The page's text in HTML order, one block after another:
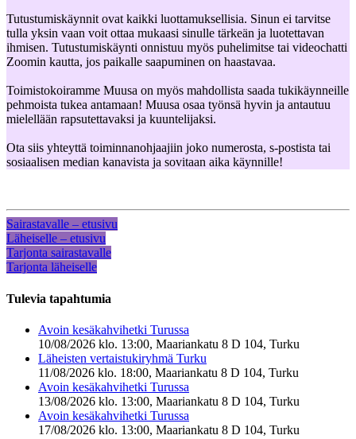
Tutustumiskäynnit ovat kaikki luottamuksellisia. Sinun ei tarvitse
tulla yksin vaan voit ottaa mukaasi sinulle tärkeän ja luotettavan
ihmisen. Tutustumiskäynti onnistuu myös puhelimitse tai videochatti
Zoomin kautta, jos paikalle saapuminen on haastavaa.
Toimistokoiramme Muusa on myös mahdollista saada tukikäynneille
pehmoista tukea antamaan! Muusa osaa työnsä hyvin ja antautuu
mielellään rapsutettavaksi ja kuuntelijaksi.
Ota siis yhteyttä toiminnanohjaajiin joko numerosta, s-postista tai
sosiaalisen median kanavista ja sovitaan aika käynnille!
Sairastavalle – etusivu
Läheiselle – etusivu
Tarjonta sairastavalle
Tarjonta läheiselle
Tulevia tapahtumia
Avoin kesäkahvihetki Turussa
10/08/2026 klo. 13:00, Maariankatu 8 D 104, Turku
Läheisten vertaistukiryhmä Turku
11/08/2026 klo. 18:00, Maariankatu 8 D 104, Turku
Avoin kesäkahvihetki Turussa
13/08/2026 klo. 13:00, Maariankatu 8 D 104, Turku
Avoin kesäkahvihetki Turussa
17/08/2026 klo. 13:00, Maariankatu 8 D 104, Turku